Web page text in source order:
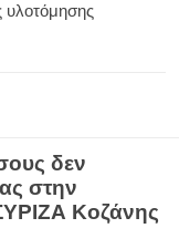
υλοτόμησης
δεν
στην
Κοζάνης